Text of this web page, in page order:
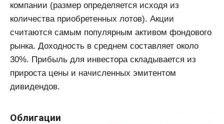
компании (размер определяется исходя из
количества приобретенных лотов). Акции
считаются самым популярным активом фондового
рынка. Доходность в среднем составляет около
30%. Прибыль для инвестора складывается из
прироста цены и начисленных эмитентом
дивидендов.
Облигации